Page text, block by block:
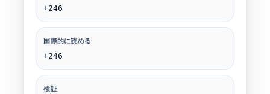
+246
国際的に読める
+246
検証